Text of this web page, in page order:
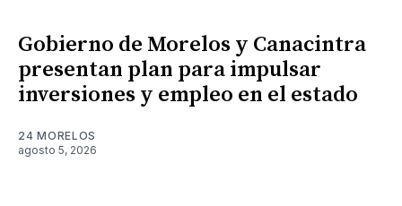
Gobierno de Morelos y Canacintra
presentan plan para impulsar
inversiones y empleo en el estado
24 MORELOS
agosto 5, 2026